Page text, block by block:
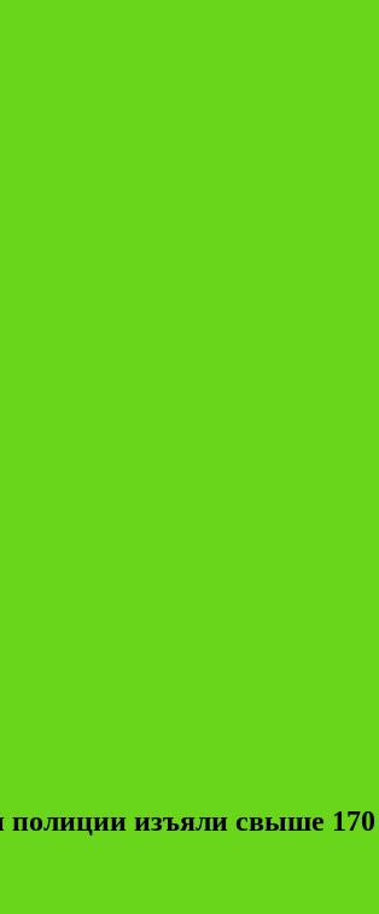
изъяли свыше